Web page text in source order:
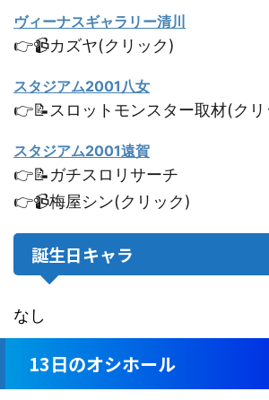
ヴィーナスギャラリー清川
👉📹カズヤ(クリック)
スタジアム2001八女
👉📝スロットモンスター取材(クリ
スタジアム2001遠賀
👉📝ガチスロリサーチ
👉📹梅屋シン(クリック)
誕生日キャラ
なし
13日のオシホール